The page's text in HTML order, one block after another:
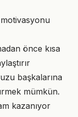
önce kısa
başkalarına
mümkün.
kazanıyor